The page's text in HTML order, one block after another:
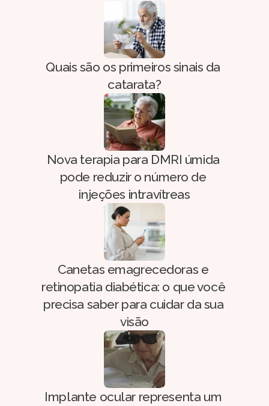
Quais são os primeiros sinais da
catarata?
Nova terapia para DMRI úmida
pode reduzir o número de
injeções intravítreas
Canetas emagrecedoras e
retinopatia diabética: o que você
precisa saber para cuidar da sua
visão
Implante ocular representa um